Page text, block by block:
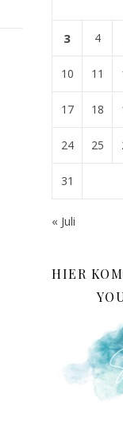
3 4
10 11
17 18
24 25
31
« Juli
HIER